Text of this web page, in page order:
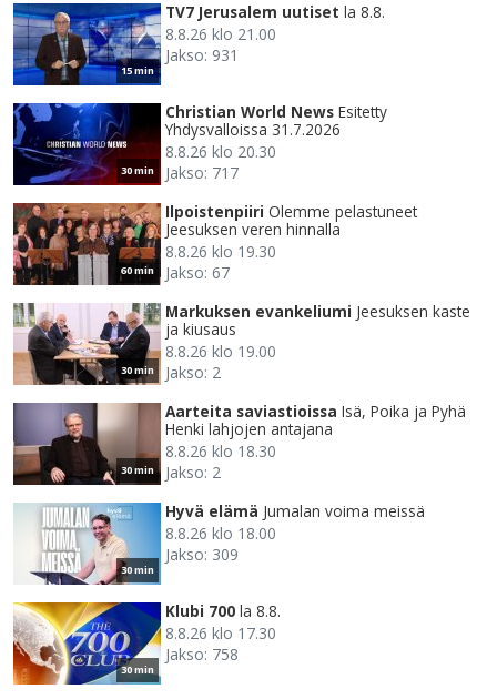
15 min
TV7 Jerusalem uutiset la 8.8.
8.8.26 klo 21.00
Jakso: 931
30 min
Christian World News Esitetty
Yhdysvalloissa 31.7.2026
8.8.26 klo 20.30
Jakso: 717
60 min
Ilpoistenpiiri Olemme pelastuneet
Jeesuksen veren hinnalla
8.8.26 klo 19.30
Jakso: 67
30 min
Markuksen evankeliumi Jeesuksen kaste
ja kiusaus
8.8.26 klo 19.00
Jakso: 2
30 min
Aarteita saviastioissa Isä, Poika ja Pyhä
Henki lahjojen antajana
8.8.26 klo 18.30
Jakso: 2
30 min
Hyvä elämä Jumalan voima meissä
8.8.26 klo 18.00
Jakso: 309
30 min
Klubi 700 la 8.8.
8.8.26 klo 17.30
Jakso: 758